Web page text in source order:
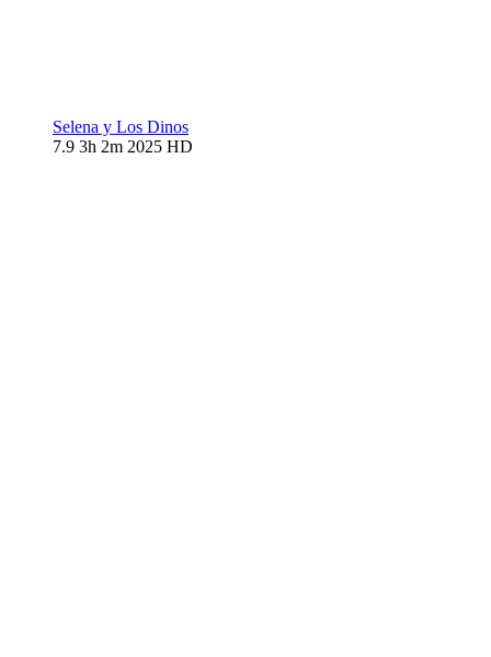
Selena y Los Dinos
7.9 3h 2m 2025 HD